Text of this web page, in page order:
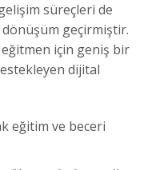
süreçleri de
geçirmiştir.
için geniş bir
dijital
eğitim ve beceri